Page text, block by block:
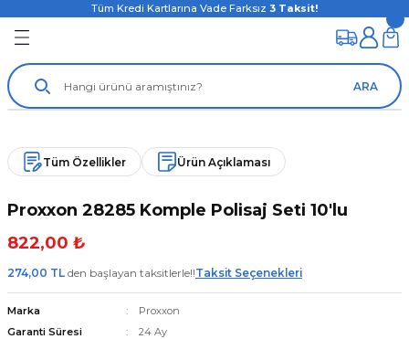
Tüm Kredi Kartlarına Vade Farksız 3 Taksit!
ARA
Tüm Özellikler Ürün Açıklaması
Proxxon 28285 Komple Polisaj Seti 10'lu
822,00 ₺
274,00 TL den başlayan taksitlerle!!Taksit Seçenekleri
Marka
Proxxon
Garanti Süresi
24 Ay